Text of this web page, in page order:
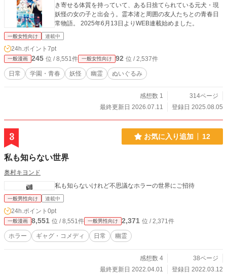
き寄せる体質を持っていて、ある日捨てられている元犬・現
妖怪の女の子と出会う。霊本渚と周囲の友人たちとの青春日
常物語。 2025年6月13日よりWEB連載始めました。
一般女性向け 連載中
24h.ポイント 7pt
一般漫画 245 位 / 8,551件 一般女性向け 92 位 / 2,537件
日常 学園・青春 妖怪 幽霊 ぬいぐるみ
感想数 1
314ページ
最終更新日 2026.07.11
登録日 2025.08.05
3 お気に入り追加 12
私も知らない世界
奥村キヨンド
私も知らないけれど不思議なホラーの世界にご招待
一般男性向け 連載中
24h.ポイント 0pt
一般漫画 8,551 位 / 8,551件 一般男性向け 2,371 位 / 2,371件
ホラー ギャグ・コメディ 日常 幽霊
感想数 4
38ページ
最終更新日 2022.04.01
登録日 2022.03.12